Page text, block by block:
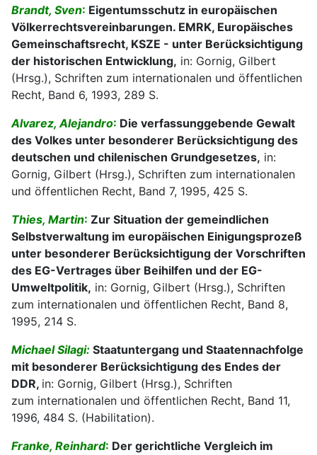
Brandt, Sven: Eigentumsschutz in europäischen
Völkerrechtsvereinbarungen. EMRK, Europäisches
Gemeinschaftsrecht, KSZE - unter Berücksichtigung
der historischen Entwicklung, in: Gornig, Gilbert
(Hrsg.), Schriften zum internationalen und öffentlichen
Recht, Band 6, 1993, 289 S.
Alvarez, Alejandro: Die verfassunggebende Gewalt
des Volkes unter besonderer Berücksichtigung des
deutschen und chilenischen Grundgesetzes, in:
Gornig, Gilbert (Hrsg.), Schriften zum internationalen
und öffentlichen Recht, Band 7, 1995, 425 S.
Thies, Martin: Zur Situation der gemeindlichen
Selbstverwaltung im europäischen Einigungsprozeß
unter besonderer Berücksichtigung der Vorschriften
des EG-Vertrages über Beihilfen und der EG-
Umweltpolitik, in: Gornig, Gilbert (Hrsg.), Schriften
zum internationalen und öffentlichen Recht, Band 8,
1995, 214 S.
Michael Silagi: Staatuntergang und Staatennachfolge
mit besonderer Berücksichtigung des Endes der
DDR, in: Gornig, Gilbert (Hrsg.), Schriften
zum internationalen und öffentlichen Recht, Band 11,
1996, 484 S. (Habilitation).
Franke, Reinhard: Der gerichtliche Vergleich im